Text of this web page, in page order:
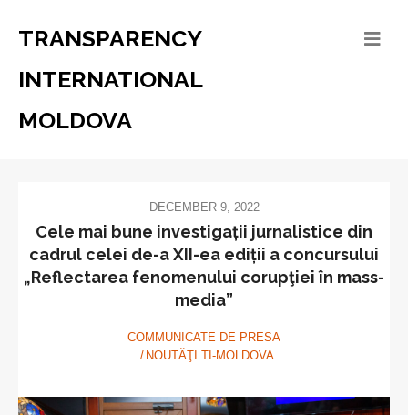
TRANSPARENCY
INTERNATIONAL
MOLDOVA
DECEMBER 9, 2022
Cele mai bune investigații jurnalistice din
cadrul celei de-a XII-ea ediții a concursului
„Reflectarea fenomenului corupţiei în mass-
media”
COMMUNICATE DE PRESA
NOUTĂŢI TI-MOLDOVA